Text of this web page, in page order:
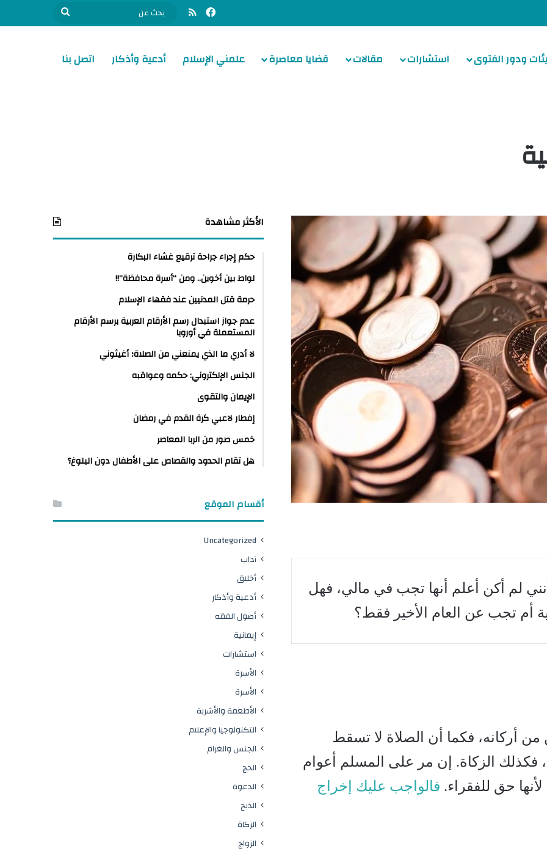
فيسبوكملخص الموقع RSS
ودور الفتوى استشارات مقالات قضايا معاصرة علمني الإسلام أدعية وأذكار اتصل بنا
لم أكن أعلم أنها تجب في مالي، فهل
أم تجب عن العام الأخير فقط؟
أركانه، فكما أن الصلاة لا تسقط
فكذلك الزكاة. إن مر على المسلم أعوام
حق للفقراء. فالواجب عليك إخراج
الأكثر مشاهدة
حكم إجراء جراحة ترقيع غشاء البكارة
لواط بين أخوين.. ومن “أسرة محافظة”!!
حرمة قتل المدنيين عند فقهاء الإسلام
عدم جواز استبدال رسم الأرقام العربية برسم الأرقام
المستعملة في أوروبا
لا أدري ما الذي يمنعني من الصلاة؛ أغيثوني
الجنس الإلكتروني: حكمه وعواقبه
الإيمان والتقوى
إفطار لاعبي كرة القدم في رمضان
خمس صور من الربا المعاصر
هل تقام الحدود والقصاص على الأطفال دون البلوغ؟
أقسام الموقع
Uncategorized
آداب
أخلاق
أدعية وأذكار
أصول الفقه
إيمانية
استشارات
الأسرة
الأسرة
الأطعمة والأشربة
التكنولوجيا والإعلام
الجنس والغرام
الحج
الدعوة
الذبح
الزكاة
الزواج